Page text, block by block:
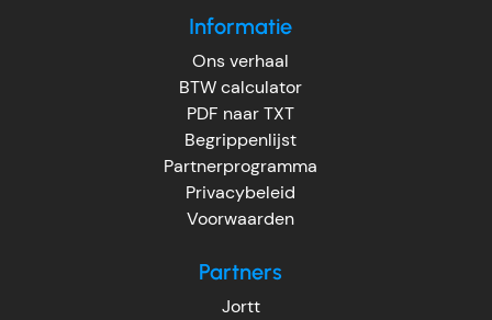
Informatie
Ons verhaal
BTW calculator
PDF naar TXT
Begrippenlijst
Partnerprogramma
Privacybeleid
Voorwaarden
Partners
Jortt